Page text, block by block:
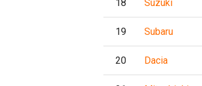
18 Suzuki
19 Subaru
20 Dacia